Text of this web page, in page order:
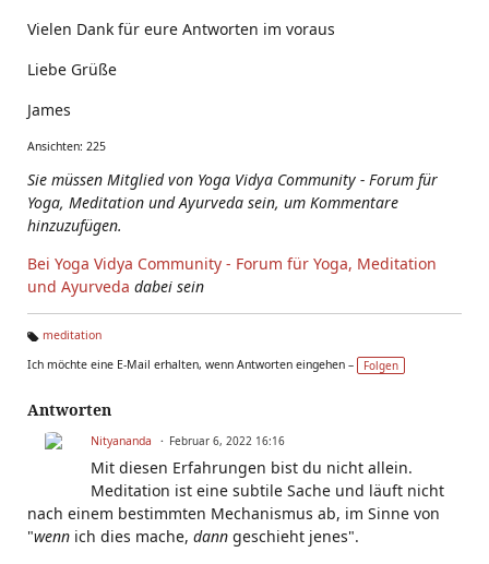
Vielen Dank für eure Antworten im voraus
Liebe Grüße
James
Ansichten: 225
Sie müssen Mitglied von Yoga Vidya Community - Forum für
Yoga, Meditation und Ayurveda sein, um Kommentare
hinzuzufügen.
Bei Yoga Vidya Community - Forum für Yoga, Meditation
und Ayurveda dabei sein
g
meditation
Ich möchte eine E-Mail erhalten, wenn Antworten eingehen –
Folgen
Antworten
Nityananda Februar 6, 2022 16:16
Mit diesen Erfahrungen bist du nicht allein.
Meditation ist eine subtile Sache und läuft nicht
nach einem bestimmten Mechanismus ab, im Sinne von
"wenn ich dies mache, dann geschieht jenes".